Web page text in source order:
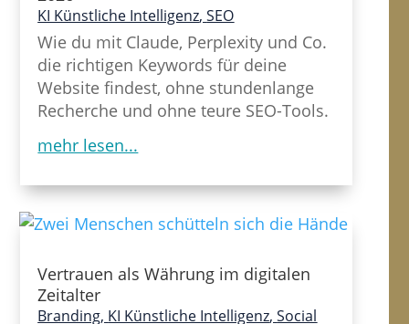
KI Künstliche Intelligenz,SEO
Wie du mit Claude, Perplexity und Co.
die richtigen Keywords für deine
Website findest, ohne stundenlange
Recherche und ohne teure SEO-Tools.
mehr lesen...
Vertrauen als Währung im digitalen
Zeitalter
Branding, KI Künstliche Intelligenz,Social